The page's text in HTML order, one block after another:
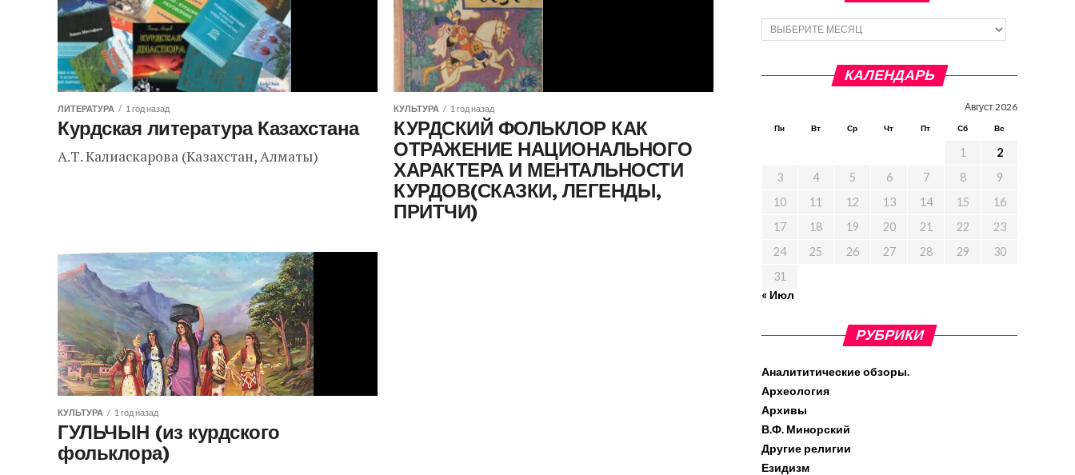
ЛИТЕРАТУРА 1 год назад
Курдская литература Казахстана
А.Т. Калиаскарова (Казахстан, Алматы)
КУЛЬТУРА 1 год назад
КУРДСКИЙ ФОЛЬКЛОР КАК
ОТРАЖЕНИЕ НАЦИОНАЛЬНОГО
ХАРАКТЕРА И МЕНТАЛЬНОСТИ
КУРДОВ(СКАЗКИ, ЛЕГЕНДЫ,
ПРИТЧИ)
КУЛЬТУРА 1 год назад
ГУЛЬЧЫН (из курдского
фольклора)
Архивы
КАЛЕНДАРЬ
Август 2026
Пн Вт Ср Чт Пт Сб Вс
1
2
3
4 5 6 7 8
9
10
11 12 13 14 15
16
17
18 19 20 21 22
23
24
25 26 27 28 29
30
31
« Июл
РУБРИКИ
Аналититические обзоры.
Археология
Архивы
В.Ф. Минорский
Другие религии
Езидизм